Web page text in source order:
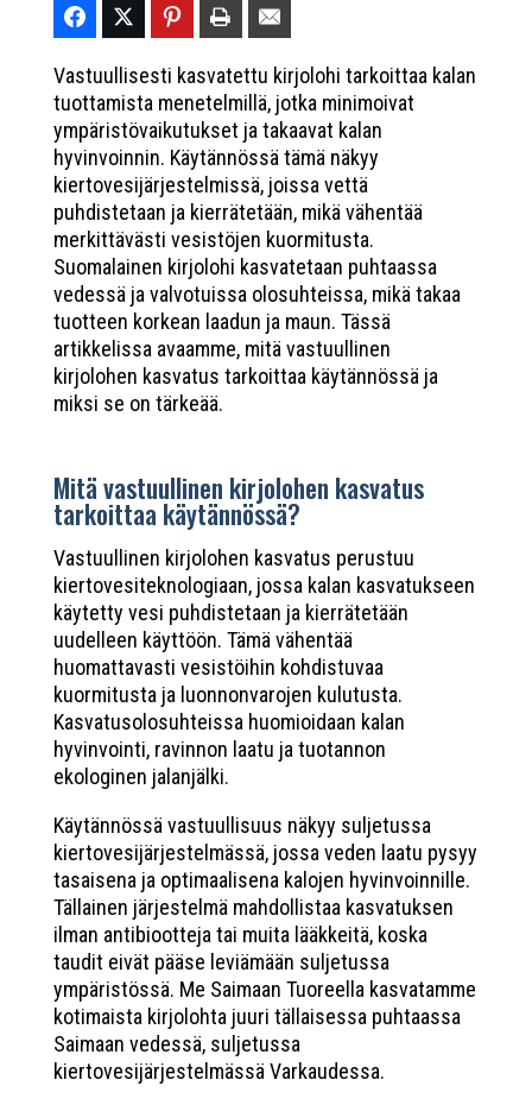
Vastuullisesti kasvatettu kirjolohi tarkoittaa kalan
tuottamista menetelmillä, jotka minimoivat
ympäristövaikutukset ja takaavat kalan
hyvinvoinnin. Käytännössä tämä näkyy
kiertovesijärjestelmissä, joissa vettä
puhdistetaan ja kierrätetään, mikä vähentää
merkittävästi vesistöjen kuormitusta.
Suomalainen kirjolohi kasvatetaan puhtaassa
vedessä ja valvotuissa olosuhteissa, mikä takaa
tuotteen korkean laadun ja maun. Tässä
artikkelissa avaamme, mitä vastuullinen
kirjolohen kasvatus tarkoittaa käytännössä ja
miksi se on tärkeää.
Mitä vastuullinen kirjolohen kasvatus
tarkoittaa käytännössä?
Vastuullinen kirjolohen kasvatus perustuu
kiertovesiteknologiaan, jossa kalan kasvatukseen
käytetty vesi puhdistetaan ja kierrätetään
uudelleen käyttöön. Tämä vähentää
huomattavasti vesistöihin kohdistuvaa
kuormitusta ja luonnonvarojen kulutusta.
Kasvatusolosuhteissa huomioidaan kalan
hyvinvointi, ravinnon laatu ja tuotannon
ekologinen jalanjälki.
Käytännössä vastuullisuus näkyy suljetussa
kiertovesijärjestelmässä, jossa veden laatu pysyy
tasaisena ja optimaalisena kalojen hyvinvoinnille.
Tällainen järjestelmä mahdollistaa kasvatuksen
ilman antibiootteja tai muita lääkkeitä, koska
taudit eivät pääse leviämään suljetussa
ympäristössä. Me Saimaan Tuoreella kasvatamme
kotimaista kirjolohta juuri tällaisessa puhtaassa
Saimaan vedessä, suljetussa
kiertovesijärjestelmässä Varkaudessa.